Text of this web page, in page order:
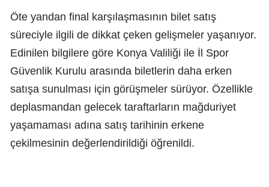
Öte yandan final karşılaşmasının bilet satış
süreciyle ilgili de dikkat çeken gelişmeler yaşanıyor.
Edinilen bilgilere göre Konya Valiliği ile İl Spor
Güvenlik Kurulu arasında biletlerin daha erken
satışa sunulması için görüşmeler sürüyor. Özellikle
deplasmandan gelecek taraftarların mağduriyet
yaşamaması adına satış tarihinin erkene
çekilmesinin değerlendirildiği öğrenildi.